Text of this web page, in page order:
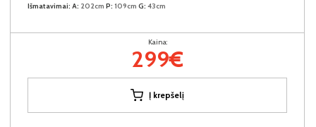
Išmatavimai: A: 202cm P: 109cm G: 43cm
Kaina:
299€
Į krepšelį